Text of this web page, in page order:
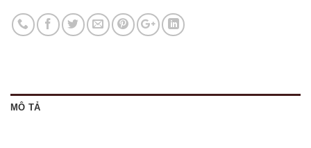
MÔ TẢ